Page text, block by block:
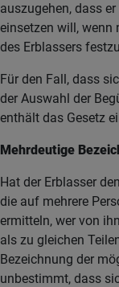
auszugehen, dass
einsetzen will, wenn
des Erblassers
Für den Fall, dass
der Auswahl der
enthält das Gesetz
Mehrdeutige
Hat der Erblasser
die auf mehrere
ermitteln, wer von
als zu gleichen
Bezeichnung der
unbestimmt, dass